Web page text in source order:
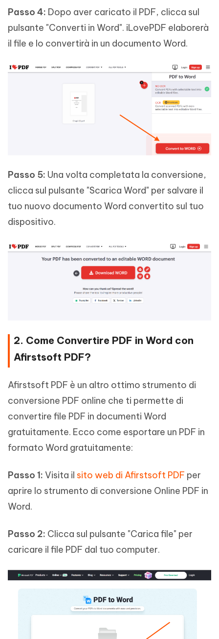
Passo 4: Dopo aver caricato il PDF, clicca sul
pulsante "Converti in Word". iLovePDF elaborerà
il file e lo convertirà in un documento Word.
Passo 5: Una volta completata la conversione,
clicca sul pulsante "Scarica Word" per salvare il
tuo nuovo documento Word convertito sul tuo
dispositivo.
2. Come Convertire PDF in Word con
Afirstsoft PDF?
Afirstsoft PDF è un altro ottimo strumento di
conversione PDF online che ti permette di
convertire file PDF in documenti Word
gratuitamente. Ecco come esportare un PDF in
formato Word gratuitamente:
Passo 1: Visita il sito web di Afirstsoft PDF per
aprire lo strumento di conversione Online PDF in
Word.
Passo 2: Clicca sul pulsante "Carica file" per
caricare il file PDF dal tuo computer.